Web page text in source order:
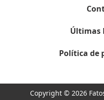
Últimas
Política de
Copyright © 2026